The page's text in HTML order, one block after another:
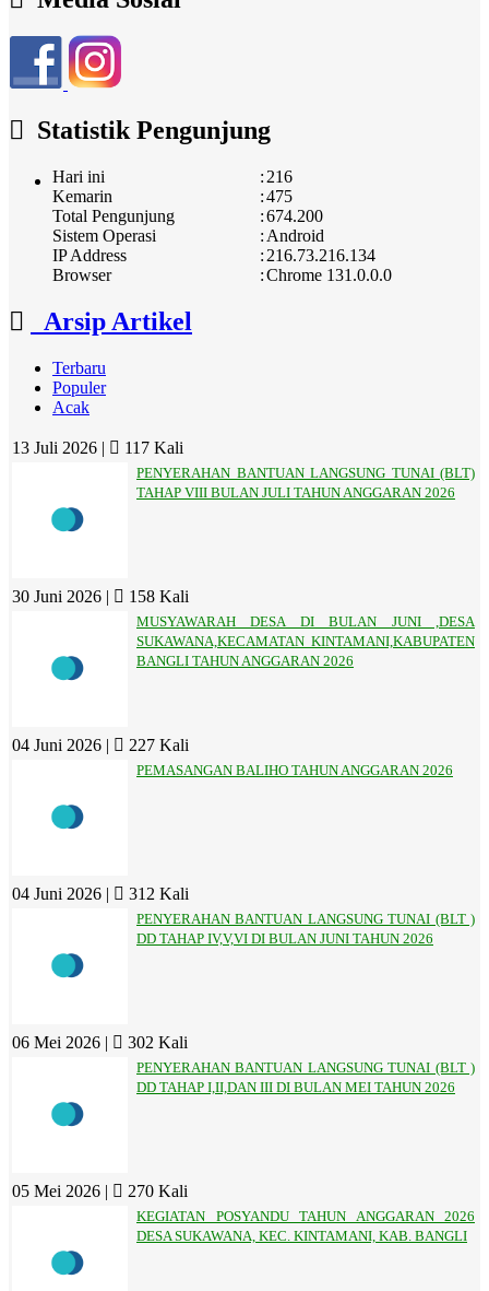
Statistik Pengunjung
Hari ini : 216
Kemarin
:475
Total Pengunjung
:674.200
Sistem Operasi
: Android
IP Address
: 216.73.216.134
Browser
:Chrome 131.0.0.0
Arsip Artikel
Terbaru
Populer
Acak
13 Juli 2026 | 117 Kali
PENYERAHAN BANTUAN LANGSUNG TUNAI (BLT)
TAHAP VIII BULAN JULI TAHUN ANGGARAN 2026
30 Juni 2026 | 158 Kali
MUSYAWARAH DESA DI BULAN JUNI ,DESA
SUKAWANA,KECAMATAN KINTAMANI,KABUPATEN
BANGLI TAHUN ANGGARAN 2026
04 Juni 2026 | 227 Kali
PEMASANGAN BALIHO TAHUN ANGGARAN 2026
04 Juni 2026 | 312 Kali
PENYERAHAN BANTUAN LANGSUNG TUNAI (BLT )
DD TAHAP IV,V,VI DI BULAN JUNI TAHUN 2026
06 Mei 2026 | 302 Kali
PENYERAHAN BANTUAN LANGSUNG TUNAI (BLT )
DD TAHAP I,II,DAN III DI BULAN MEI TAHUN 2026
05 Mei 2026 | 270 Kali
KEGIATAN POSYANDU TAHUN ANGGARAN 2026
DESA SUKAWANA, KEC. KINTAMANI, KAB. BANGLI